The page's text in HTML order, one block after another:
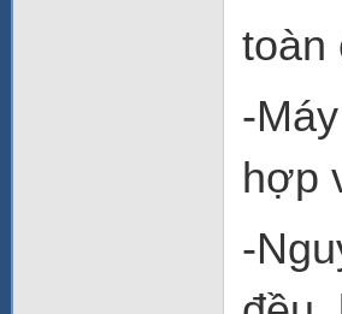
toàn
-
hợp
-